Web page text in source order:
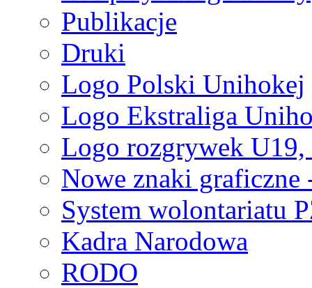
Publikacje
Druki
Logo Polski Unihokej
Logo Ekstraliga
Logo rozgrywek
Nowe znaki graficzne
System wolontariatu
Kadra Narodowa
RODO